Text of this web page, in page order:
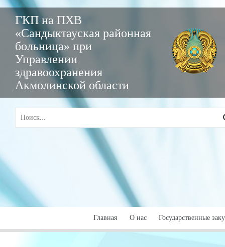
ГКП на ПХВ
«Сандыктауская районная
больница» при
Управлении
здравоохранения
Акмолинской области
Главная О нас Государственные